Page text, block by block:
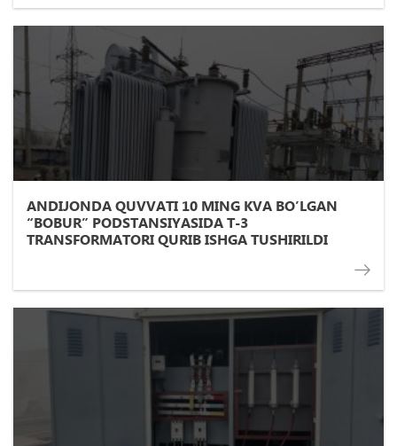
ANDIJONDA QUVVATI 10 MING KVA BO’LGAN
“BOBUR” PODSTANSIYASIDA T-3
TRANSFORMATORI QURIB ISHGA TUSHIRILDI